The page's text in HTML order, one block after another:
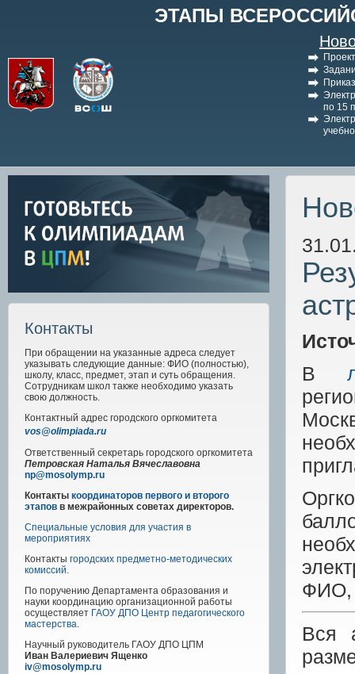
ЭТАПЫ
по 15
Контакты
При обращении на указанные адреса следует
указывать следующие данные: ФИО (полностью),
школу, класс, предмет, этап и суть обращения.
Сотрудникам школ также необходимо указать
свою должность.
Контактный адрес городского оргкомитета
vos@olimpiada.ru
Ответственный секретарь городского оргкомитета
Петровская Наталья Вячеславовна
np@mosolymp.ru
Контакты координаторов первого и второго
этапов в межрайонных советах директоров.
Специальные условия для участия в
мероприятиях
Контакты городских предметно-методических
комиссий.
По поручению Департамента образования и
науки координацию организационной работы
осуществляет ГАОУ ДПО Центр педагогического
мастерства.
Научный руководитель ГАОУ ДПО ЦПМ
Иван Валериевич Ященко
iv@mosolymp.ru
В
ФИО,
Вся